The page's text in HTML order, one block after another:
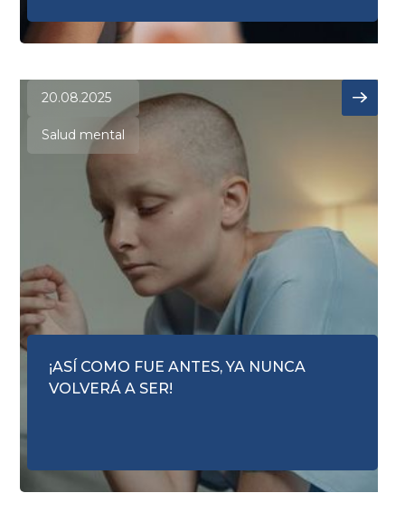
20.08.2025
Salud mental
¡ASÍ COMO FUE ANTES, YA NUNCA
VOLVERÁ A SER!